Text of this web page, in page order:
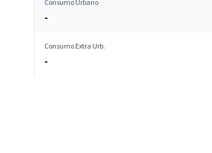
Consumo Urbano
-
Consumo Extra Urb.
-